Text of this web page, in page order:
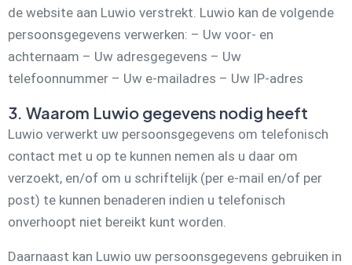
de website aan Luwio verstrekt. Luwio kan de volgende
persoonsgegevens verwerken: – Uw voor- en
achternaam – Uw adresgegevens – Uw
telefoonnummer – Uw e-mailadres – Uw IP-adres
3. Waarom Luwio gegevens nodig heeft
Luwio verwerkt uw persoonsgegevens om telefonisch
contact met u op te kunnen nemen als u daar om
verzoekt, en/of om u schriftelijk (per e-mail en/of per
post) te kunnen benaderen indien u telefonisch
onverhoopt niet bereikt kunt worden.
Daarnaast kan Luwio uw persoonsgegevens gebruiken in